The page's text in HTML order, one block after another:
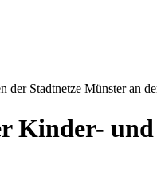
Stadtnetze Münster an
Kinder-